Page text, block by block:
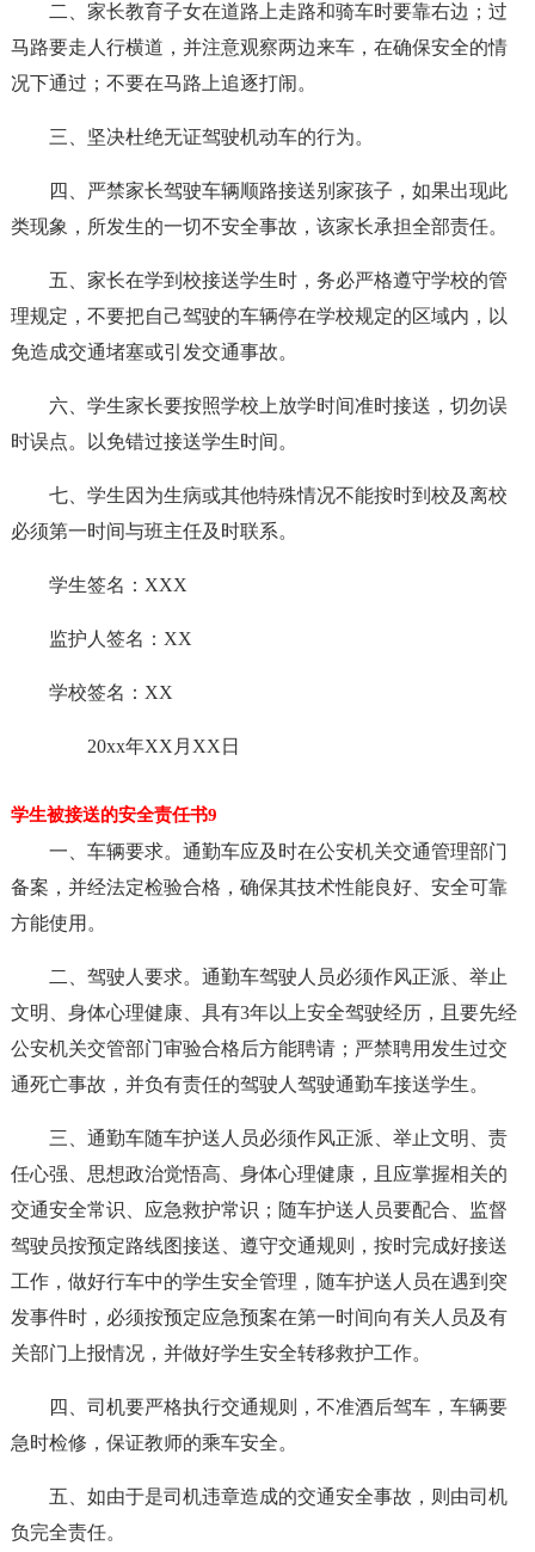
二、家长教育子女在道路上走路和骑车时要靠右边；过
马路要走人行横道，并注意观察两边来车，在确保安全的情
况下通过；不要在马路上追逐打闹。
三、坚决杜绝无证驾驶机动车的行为。
四、严禁家长驾驶车辆顺路接送别家孩子，如果出现此
类现象，所发生的一切不安全事故，该家长承担全部责任。
五、家长在学到校接送学生时，务必严格遵守学校的管
理规定，不要把自己驾驶的车辆停在学校规定的区域内，以
免造成交通堵塞或引发交通事故。
六、学生家长要按照学校上放学时间准时接送，切勿误
时误点。以免错过接送学生时间。
七、学生因为生病或其他特殊情况不能按时到校及离校
必须第一时间与班主任及时联系。
学生签名：XXX
监护人签名：XX
学校签名：XX
20xx年XX月XX日
学生被接送的安全责任书9
一、车辆要求。通勤车应及时在公安机关交通管理部门
备案，并经法定检验合格，确保其技术性能良好、安全可靠
方能使用。
二、驾驶人要求。通勤车驾驶人员必须作风正派、举止
文明、身体心理健康、具有3年以上安全驾驶经历，且要先经
公安机关交管部门审验合格后方能聘请；严禁聘用发生过交
通死亡事故，并负有责任的驾驶人驾驶通勤车接送学生。
三、通勤车随车护送人员必须作风正派、举止文明、责
任心强、思想政治觉悟高、身体心理健康，且应掌握相关的
交通安全常识、应急救护常识；随车护送人员要配合、监督
驾驶员按预定路线图接送、遵守交通规则，按时完成好接送
工作，做好行车中的学生安全管理，随车护送人员在遇到突
发事件时，必须按预定应急预案在第一时间向有关人员及有
关部门上报情况，并做好学生安全转移救护工作。
四、司机要严格执行交通规则，不准酒后驾车，车辆要
急时检修，保证教师的乘车安全。
五、如由于是司机违章造成的交通安全事故，则由司机
负完全责任。